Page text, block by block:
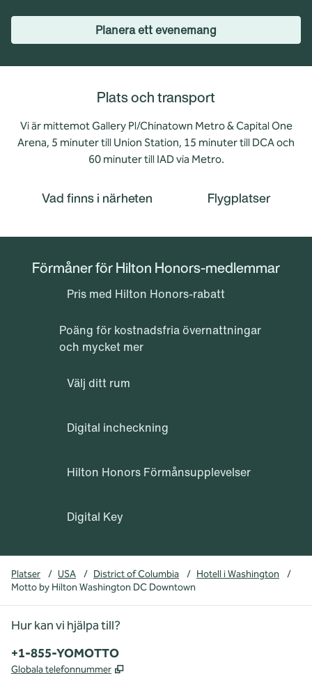
Planera ett evenemang
Plats och transport
Vi är mittemot Gallery Pl/Chinatown Metro & Capital One
Arena, 5 minuter till Union Station, 15 minuter till DCA och
60 minuter till IAD via Metro.
Vad finns i närheten Flygplatser
Förmåner för Hilton Honors-medlemmar
Pris med Hilton Honors-rabatt
Poäng för kostnadsfria övernattningar
och mycket mer
Välj ditt rum
Digital incheckning
Hilton Honors Förmånsupplevelser
Digital Key
Platser / USA / District of Columbia / Hotell i Washington
/
Motto by Hilton Washington DC Downtown
Hur kan vi hjälpa till?
Telefon:
+1-855-YOMOTTO
Globala telefonnummer ,